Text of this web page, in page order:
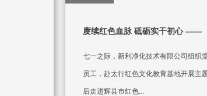
赓续红色血脉 砥砺实干初心 ——
七一之际，新利净化技术有限公司组织
员工，赴太行红色文化教育基地开展主
后走进辉县市红色...